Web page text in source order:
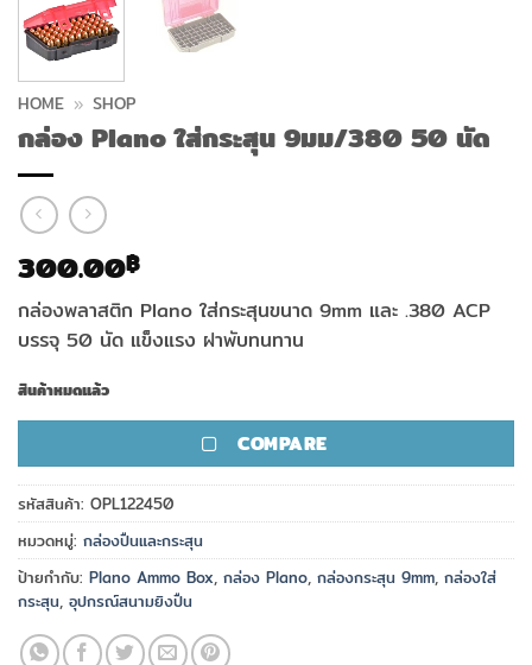
HOME » SHOP
กล่อง Plano ใส่กระสุน 9มม/380 50 นัด
300.00฿
กล่องพลาสติก Plano ใส่กระสุนขนาด 9mm และ .380 ACP
บรรจุ 50 นัด แข็งแรง ฝาพับทนทาน
สินค้าหมดแล้ว
COMPARE
รหัสสินค้า: OPL122450
หมวดหมู่: กล่องปืนและกระสุน
ป้ายกำกับ: Plano Ammo Box, กล่อง Plano, กล่องกระสุน 9mm, กล่องใส่
กระสุน, อุปกรณ์สนามยิงปืน